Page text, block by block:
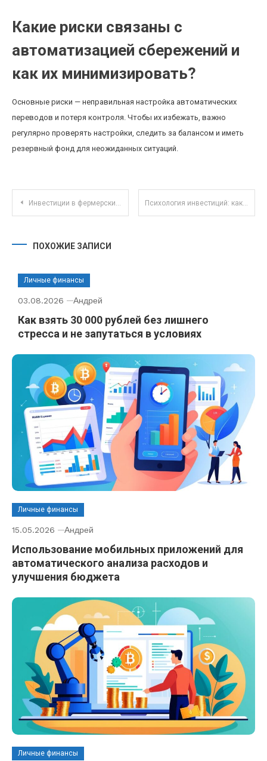
Какие риски связаны с
автоматизацией сбережений и
как их минимизировать?
Основные риски — неправильная настройка автоматических
переводов и потеря контроля. Чтобы их избежать, важно
регулярно проверять настройки, следить за балансом и иметь
резервный фонд для неожиданных ситуаций.
Навигация по записям
Инвестиции в фермерские хозяйства: устойчивое развитие и доходность на примере российских сёл Психология инвестиций: как управлять эмоциями и избегать ошибок начинающих
ПОХОЖИЕ ЗАПИСИ
Личные финансы
03.08.2026 Андрей
Как взять 30 000 рублей без лишнего
стресса и не запутаться в условиях
Личные финансы
15.05.2026 Андрей
Использование мобильных приложений для
автоматического анализа расходов и
улучшения бюджета
Личные финансы